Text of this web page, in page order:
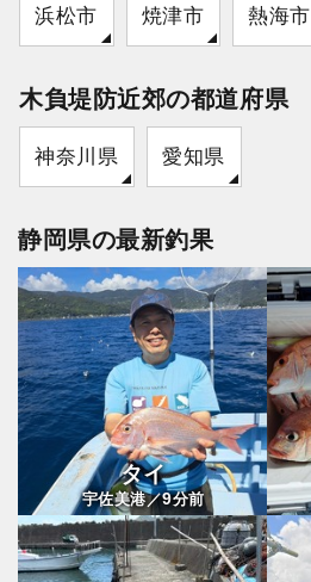
浜松市 焼津市 熱海市
木負堤防近郊の都道府県
神奈川県 愛知県
静岡県の最新釣果
タイ
宇佐美港／9分前